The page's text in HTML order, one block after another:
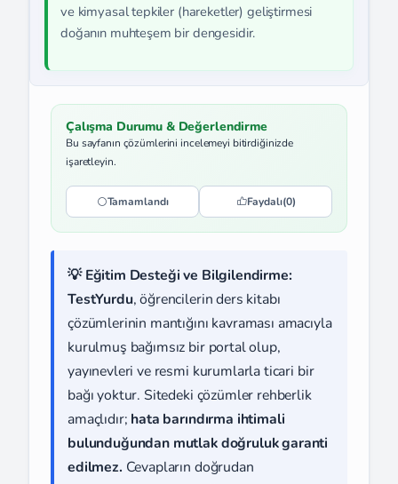
ve kimyasal tepkiler (hareketler) geliştirmesi
doğanın muhteşem bir dengesidir.
Çalışma Durumu & Değerlendirme
Bu sayfanın çözümlerini incelemeyi bitirdiğinizde
işaretleyin.
Tamamlandı Faydalı(0)
💡 Eğitim Desteği ve Bilgilendirme:
TestYurdu, öğrencilerin ders kitabı
çözümlerinin mantığını kavraması amacıyla
kurulmuş bağımsız bir portal olup,
yayınevleri ve resmi kurumlarla ticari bir
bağı yoktur. Sitedeki çözümler rehberlik
amaçlıdır; hata barındırma ihtimali
bulunduğundan mutlak doğruluk garanti
edilmez. Cevapların doğrudan